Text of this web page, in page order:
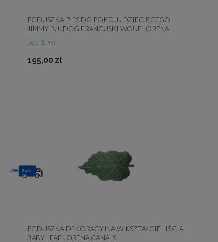
PODUSZKA PIES DO POKOJU DZIECIĘCEGO
JIMMY BULDOG FRANCUSKI WOUF LORENA
DOSTĘPNY
195,00 zł
PODUSZKA DEKORACYJNA W KSZTAŁCIE LIŚCIA
BABY LEAF LORENA CANALS
24h